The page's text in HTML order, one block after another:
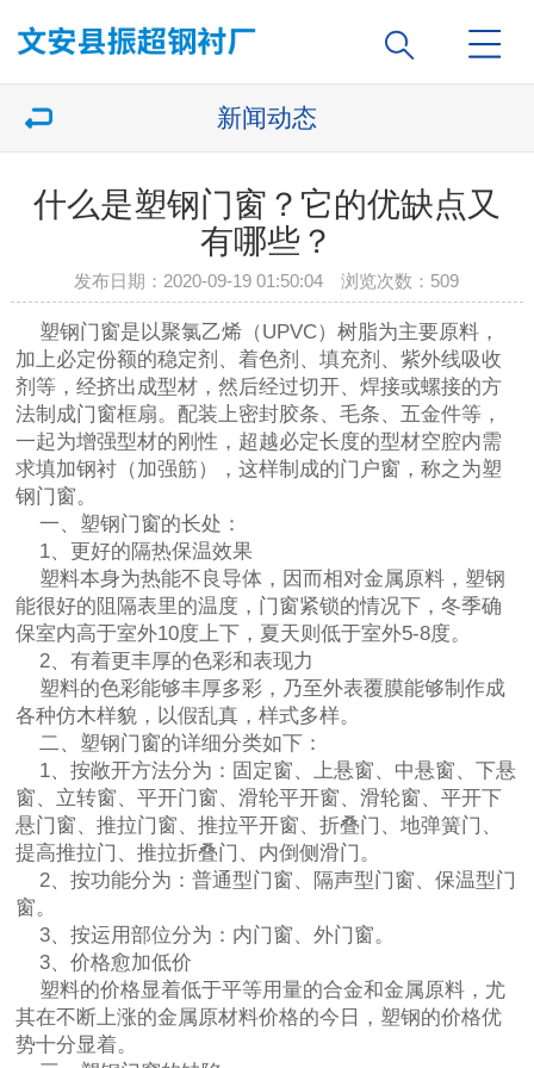
新闻动态
什么是塑钢门窗？它的优缺点又
有哪些？
发布日期：2020-09-19 01:50:04 浏览次数： 509
塑钢门窗是以聚氯乙烯（UPVC）树脂为主要原料，
加上必定份额的稳定剂、着色剂、填充剂、紫外线吸收
剂等，经挤出成型材，然后经过切开、焊接或螺接的方
法制成门窗框扇。配装上密封胶条、毛条、五金件等，
一起为增强型材的刚性，超越必定长度的型材空腔内需
求填加钢衬（加强筋），这样制成的门户窗，称之为塑
钢门窗。
一、塑钢门窗的长处：
1、更好的隔热保温效果
塑料本身为热能不良导体，因而相对金属原料，塑钢
能很好的阻隔表里的温度，门窗紧锁的情况下，冬季确
保室内高于室外10度上下，夏天则低于室外5-8度。
2、有着更丰厚的色彩和表现力
塑料的色彩能够丰厚多彩，乃至外表覆膜能够制作成
各种仿木样貌，以假乱真，样式多样。
二、塑钢门窗的详细分类如下：
1、按敞开方法分为：固定窗、上悬窗、中悬窗、下悬
窗、立转窗、平开门窗、滑轮平开窗、滑轮窗、平开下
悬门窗、推拉门窗、推拉平开窗、折叠门、地弹簧门、
提高推拉门、推拉折叠门、内倒侧滑门。
2、按功能分为：普通型门窗、隔声型门窗、保温型门
窗。
3、按运用部位分为：内门窗、外门窗。
3、价格愈加低价
塑料的价格显着低于平等用量的合金和金属原料，尤
其在不断上涨的金属原材料价格的今日，塑钢的价格优
势十分显着。